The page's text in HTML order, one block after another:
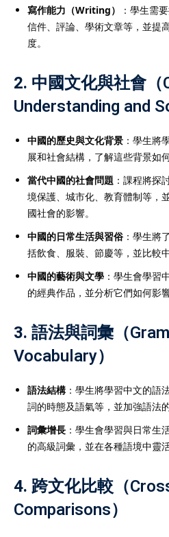
寫作能力（Writing）
：學生需
信件、評論、學術文章等，並提
度。
2. 中國文化與社會
Understanding and
中國的歷史與文化背景 ：學生將
展和社會結構，了解這些背景如
當代中國的社會問題 ：課程將探
境保護、城市化、教育體制等，
國社會的影響。
中國的日常生活與習俗 ：學生將
括飲食、服裝、節慶等，並比較
中國的藝術與文學 ：學生會學習
的經典作品，並分析它們如何影
3. 語法與詞彙（
Vocabulary）
語法結構：學生將學習中文的語
詞的時態及語氣等，並加強語法的
詞彙增長 ：學生會學習與日常生
的高級詞彙，並在各種語境中靈活
4. 跨文化比較（
Comparisons）